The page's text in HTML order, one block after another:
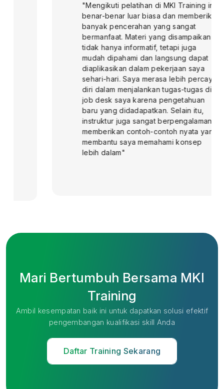
"Mengikuti pelatihan di MKI Training ini
benar-benar luar biasa dan memberikan
banyak pencerahan yang sangat
bermanfaat. Materi yang disampaikan
tidak hanya informatif, tetapi juga
mudah dipahami dan langsung dapat
diaplikasikan dalam pekerjaan saya
sehari-hari. Saya merasa lebih percaya
diri dalam menjalankan tugas-tugas di
job desk saya karena pengetahuan
baru yang didadapatkan. Selain itu,
instruktur juga sangat berpengalaman,
memberikan contoh-contoh nyata yang
membantu saya memahami konsep
lebih dalam"
Mari Bertumbuh Bersama MKI
Training
Ambil kesempatan baik ini untuk dapatkan solusi efektif
pengembangan kualifikasi skill Anda
Daftar Training Sekarang